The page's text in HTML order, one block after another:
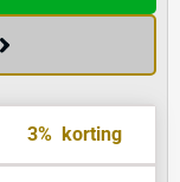
3% korting